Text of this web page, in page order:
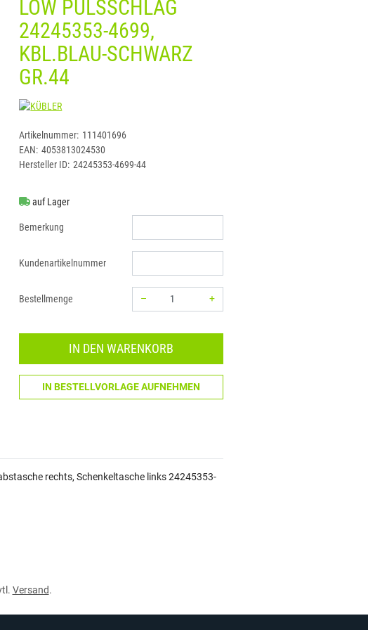
LOW PULSSCHLAG
24245353-4699,
KBL.BLAU-SCHWARZ
GR.44
KÜBLER
Artikelnummer: 111401696
EAN: 4053813024530
Hersteller ID: 24245353-4699-44
auf Lager
Bemerkung
Kundenartikelnummer
Bestellmenge –
+
IN DEN WARENKORB
IN BESTELLVORLAGE AUFNEHMEN
rechts, Schenkeltasche links 24245353-
Versand.